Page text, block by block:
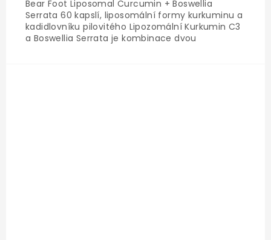
Bear Foot Liposomal Curcumin + Boswellia
Serrata 60 kapslí, liposomální formy kurkuminu a
kadidlovníku pilovitého Lipozomální Kurkumin C3
a Boswellia Serrata je kombinace dvou